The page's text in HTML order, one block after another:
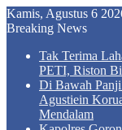
Kamis, Agustus 6
Breaking News
Tak Terima
PETI, Riston
Di Bawah
Agustiein
Mendalam